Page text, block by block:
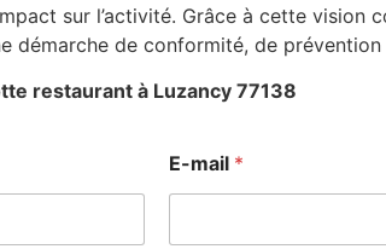
sur l’activité. Grâce à cette vision
démarche de conformité, de
restaurant à Luzancy 77138
E-mail *